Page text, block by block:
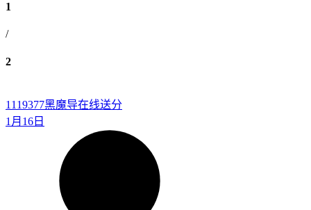
1
/
2
1119377黑魔导在线送分
1月16日